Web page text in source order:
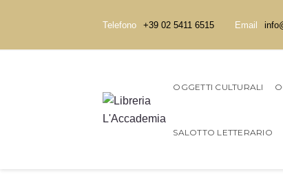
Telefono +39 02 5411 6515 Email
OGGETTI CULTURALI
SALOTTO LETTERARIO